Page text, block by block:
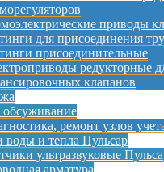
приводы
для присоединения
присоединительные
редукторные
клапанов
ремонт узлов
воды и тепла Пульсар
ультразвуковые
арматура